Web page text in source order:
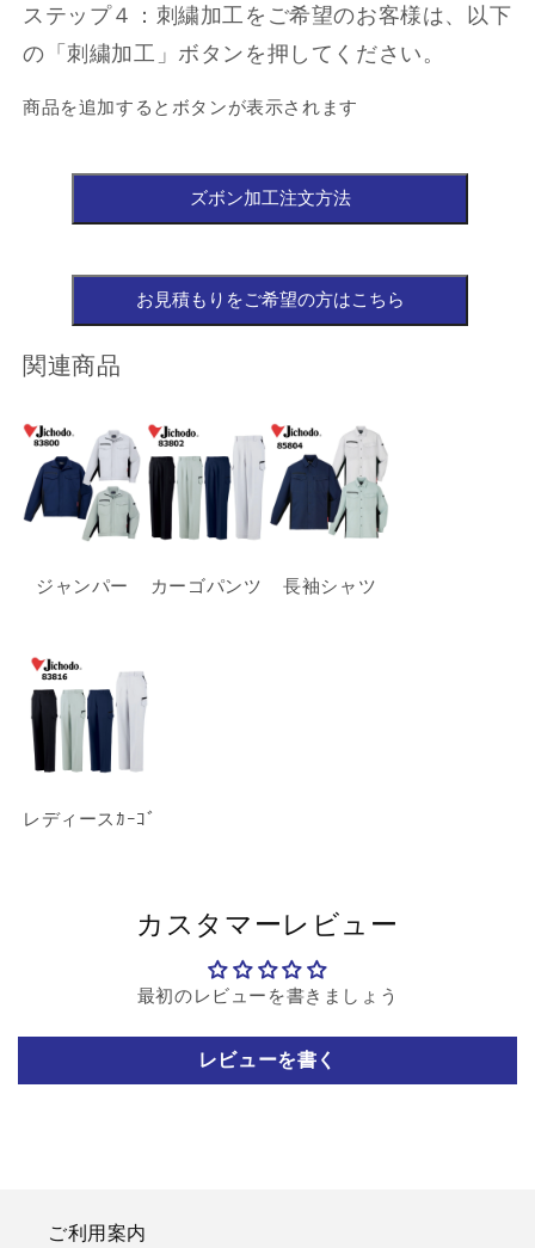
ステップ４：刺繍加工をご希望のお客様は、以下
の「刺繍加工」ボタンを押してください。
商品を追加するとボタンが表示されます
関連商品
ジャンパー カーゴパンツ 長袖シャツ
レディースｶｰｺﾞ
カスタマーレビュー
最初のレビューを書きましょう
レビューを書く
ご利用案内